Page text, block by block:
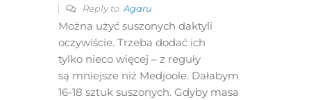
Reply toAgaru
Można użyć suszonych daktyli
oczywiście. Trzeba dodać ich
tylko nieco więcej – z reguły
są mniejsze niż Medjoole. Dałabym
16-18 sztuk suszonych. Gdyby masa